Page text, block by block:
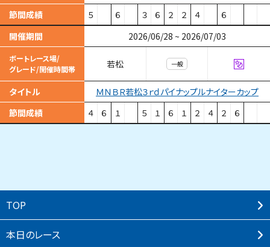
節間成績
５ ６ ３ ６ ２ ２ ４ ６
開催期間 2026/06/28 ~ 2026/07/03
ボートレース場/
グレード/開催時間帯
若松 一般
タイトル
ＭＮＢＲ若松３ｒｄパイナップルナイターカップ
節間成績
４ ６ １ ５ １ ６ １ ２ ４ ２ ６
TOP
本⽇のレース